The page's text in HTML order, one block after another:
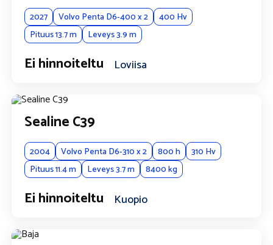
Lisätiedot
2027 Volvo Penta D6-400 x 2
400 Hv
Pituus 13.7 m
Leveys 3.9 m
Ei hinnoiteltu Loviisa
Sealine C39
2004 Volvo Penta D6-310 x 2 800 h
310 Hv
Pituus 11.4 m
Leveys 3.7 m 8400 kg
Ei hinnoiteltu Kuopio